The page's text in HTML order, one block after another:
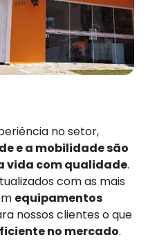
no setor,
e a mobilidade são
vida com qualidade.
com as mais
equipamentos
nossos clientes o que
no mercado.